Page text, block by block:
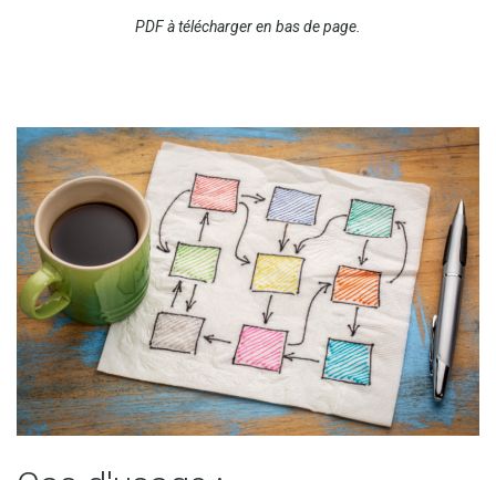
PDF à télécharger en bas de page.